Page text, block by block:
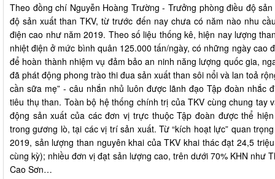
Theo đồng chí Nguyễn Hoàng Trường - Trưởng phòng điều độ
độ sản xuất than TKV, từ trước đến nay chưa có năm nào nhu
điện cao như năm 2019. Theo số liệu thống kê, hiện nay lượng
nhiệt điện ở mức bình quân 125.000 tấn/ngày, có những ngày cao
để hoàn thành nhiệm vụ đảm bảo an ninh năng lượng quốc gia,
đã phát động phong trào thi đua sản xuất than sôi nổi và lan toả
cần sữa mẹ” - câu nhắn nhủ luôn được lãnh đạo Tập đoàn nhắc
tiêu thụ than. Toàn bộ hệ thống chính trị của TKV cùng chung tay
động sản xuất của các đơn vị trực thuộc Tập đoàn được thể
trong gương lò, tại các vị trí sản xuất. Từ “kích hoạt lực” quan
2019, sản lượng than nguyên khai của TKV khai thác đạt 24,5
cùng kỳ); nhiều đơn vị đạt sản lượng cao, trên dưới 70% KHN như
Cao Sơn…